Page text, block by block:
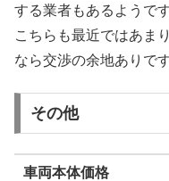
する業者もあるようです
こちらも最近ではあま
なら交渉の余地ありです
その他
車両本体価格